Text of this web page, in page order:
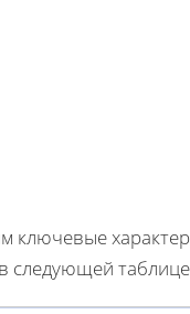
ключевые
следующей